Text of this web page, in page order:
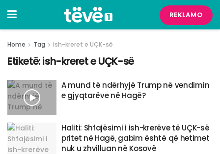
REKLAMO
Home Tag ish-kreret e UÇK-së
Etiketë:ish-kreret e UÇK-së
A mund të ndërhyjë Trump në vendimin
e gjyqtarëve në Hagë?
Haliti: Shfajësimi i ish-krerëve të UÇK-së
pritet në Hagë, gabim është që hetimet
nuk u zhvilluan në Kosovë